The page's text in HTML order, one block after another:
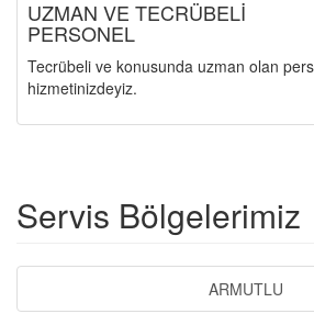
UZMAN VE TECRÜBELİ
PERSONEL
Tecrübeli ve konusunda uzman olan
hizmetinizdeyiz.
Servis Bölgelerimiz
ARMUTLU